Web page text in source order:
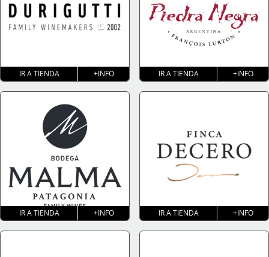
IR A TIENDA +INFO IR A TIENDA +INFO
IR A TIENDA +INFO IR A TIENDA +INFO